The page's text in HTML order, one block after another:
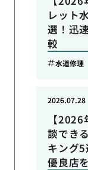
レット
選！迅
較
水道修理
【
談でき
キング
優良店
2026.07.28